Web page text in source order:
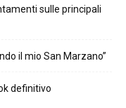
sulle principali
il mio San Marzano”
definitivo